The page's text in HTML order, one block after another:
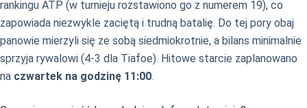
rankingu ATP (w turnieju rozstawiono go z numerem 19), co
zapowiada niezwykle zaciętą i trudną batalię. Do tej pory obaj
panowie mierzyli się ze sobą siedmiokrotnie, a bilans minimalnie
sprzyja rywalowi (4-3 dla Tiafoe). Hitowe starcie zaplanowano
na czwartek na godzinę 11:00.